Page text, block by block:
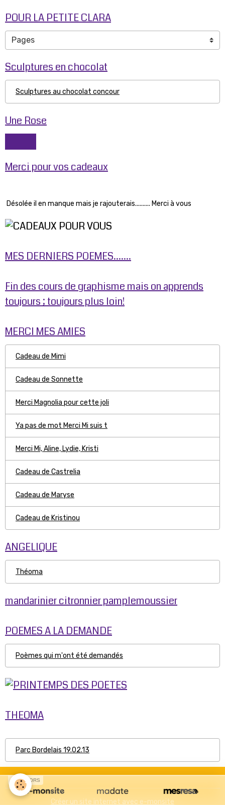
POUR LA PETITE CLARA
Sculptures en chocolat
Sculptures au chocolat concour
Une Rose
Merci pour vos cadeaux
Désolée il en manque mais je rajouterais.......... Merci à vous
MES DERNIERS POEMES.......
Fin des cours de graphisme mais on apprends
toujours ; toujours plus loin!
MERCI MES AMIES
Cadeau de Mimi
Cadeau de Sonnette
Merci Magnolia pour cette joli
Ya pas de mot Merci Mi suis t
Merci Mi, Aline, Lydie, Kristi
Cadeau de Castrelia
Cadeau de Maryse
Cadeau de Kristinou
ANGELIQUE
Théoma
mandarinier citronnier pamplemoussier
POEMES A LA DEMANDE
Poèmes qui m'ont été demandés
THEOMA
Parc Bordelais 19.02.13
Créer un site internet avec e-monsite
SPONSORS